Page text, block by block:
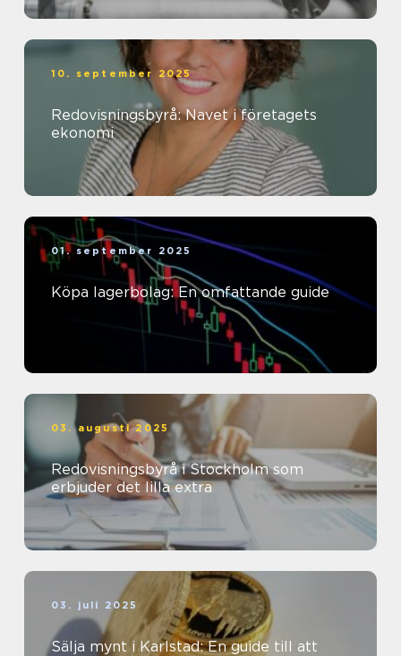
10. september 2025
Redovisningsbyrå: Navet i företagets
ekonomi
01. september 2025
Köpa lagerbolag: En omfattande guide
03. augusti 2025
Redovisningsbyrå i Stockholm som
erbjuder det lilla extra
03. juli 2025
Sälja mynt i Karlstad: En guide till att